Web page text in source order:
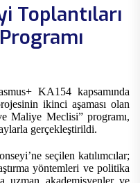
Toplantıları
KA154 kapsamında
ikinci aşaması olan
Maliye Meclisi” programı,
gerçekleştirildi.
seçilen katılımcılar;
yöntemleri ve politika
uzman akademisyenler ve